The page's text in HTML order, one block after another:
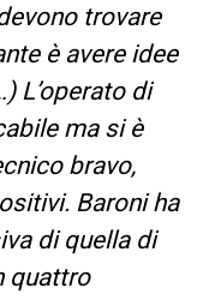
trovare
è avere idee
L’operato di
ma si è
bravo,
Baroni ha
di quella di
quattro